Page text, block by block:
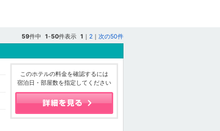
59件中 1-50件表示 1 ｜ 2 ｜ 次の50件
このホテルの料金を確認するには
宿泊日・部屋数を指定してください